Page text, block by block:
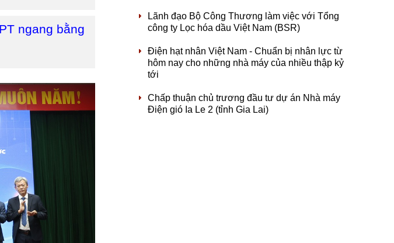
ngang bằng
Lãnh đạo Bộ Công Thương làm việc với Tổng
công ty Lọc hóa dầu Việt Nam (BSR)
Điện hạt nhân Việt Nam - Chuẩn bị nhân lực từ
hôm nay cho những nhà máy của nhiều thập kỷ
tới
Chấp thuận chủ trương đầu tư dự án Nhà máy
Điện gió Ia Le 2 (tỉnh Gia Lai)